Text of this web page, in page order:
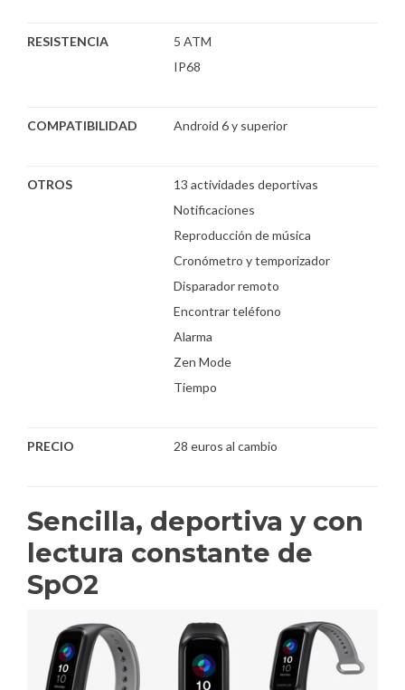
RESISTENCIA
5 ATM
IP68
COMPATIBILIDAD Android 6 y superior
OTROS
13 actividades deportivas
Notificaciones
Reproducción de música
Cronómetro y temporizador
Disparador remoto
Encontrar teléfono
Alarma
Zen Mode
Tiempo
PRECIO 28 euros al cambio
Sencilla, deportiva y con
lectura constante de
SpO2